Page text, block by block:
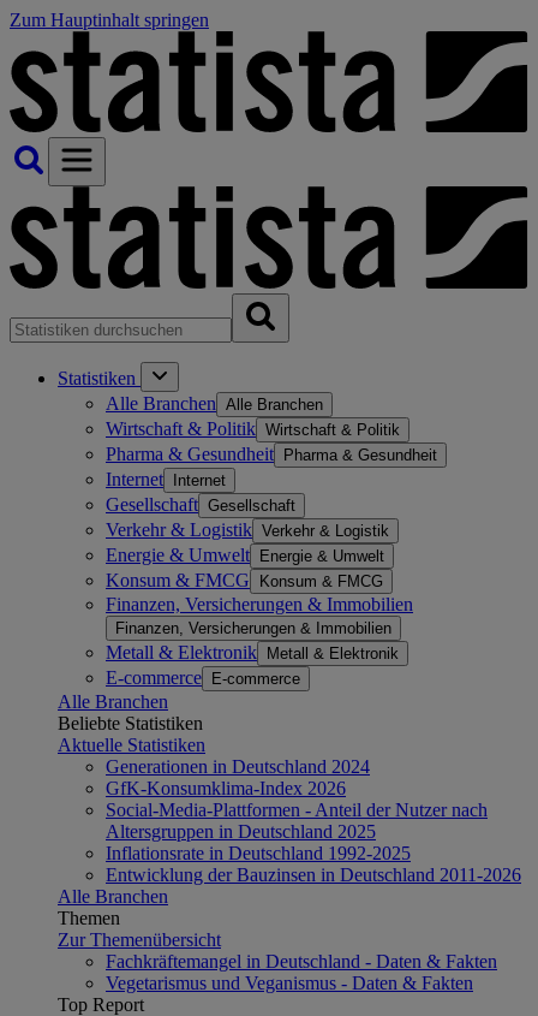
Zum Hauptinhalt springen
Statistiken
Alle Branchen Alle Branchen
Wirtschaft & Politik Wirtschaft & Politik
Pharma & Gesundheit Pharma & Gesundheit
Internet Internet
Gesellschaft Gesellschaft
Verkehr & Logistik Verkehr & Logistik
Energie & Umwelt Energie & Umwelt
Konsum & FMCG Konsum & FMCG
Finanzen, Versicherungen & Immobilien
Finanzen, Versicherungen & Immobilien
Metall & Elektronik Metall & Elektronik
E-commerce E-commerce
Alle Branchen
Beliebte Statistiken
Aktuelle Statistiken
Generationen in Deutschland 2024
GfK-Konsumklima-Index 2026
Social-Media-Plattformen - Anteil der Nutzer nach
Altersgruppen in Deutschland 2025
Inflationsrate in Deutschland 1992-2025
Entwicklung der Bauzinsen in Deutschland 2011-2026
Alle Branchen
Themen
Zur Themenübersicht
Fachkräftemangel in Deutschland - Daten & Fakten
Vegetarismus und Veganismus - Daten & Fakten
Top Report